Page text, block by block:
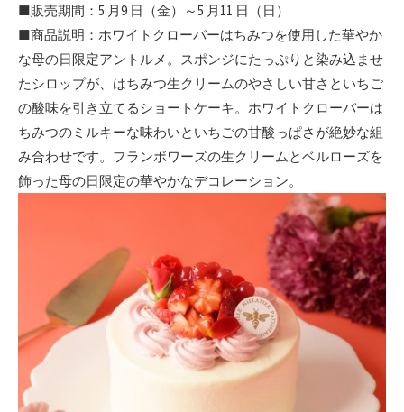
■販売期間：5 月9 日（金）～5 月11 日（日）
■商品説明：ホワイトクローバーはちみつを使用した華やか
な母の日限定アントルメ。スポンジにたっぷりと染み込ませ
たシロップが、はちみつ生クリームのやさしい甘さといちご
の酸味を引き立てるショートケーキ。ホワイトクローバーは
ちみつのミルキーな味わいといちごの甘酸っぱさが絶妙な組
み合わせです。フランボワーズの生クリームとベルローズを
飾った母の日限定の華やかなデコレーション。